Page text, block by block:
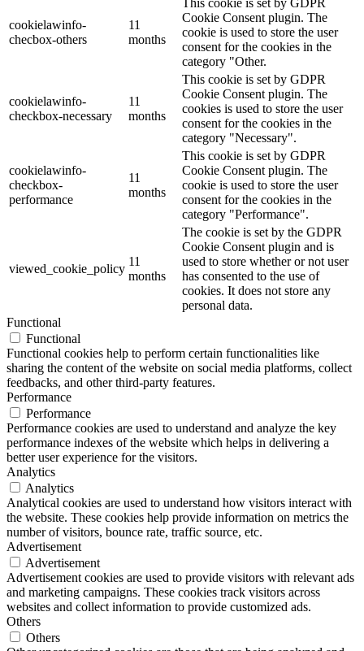
cookielawinfo-
checbox-others
11
months
This cookie is set by GDPR
Cookie Consent plugin. The
cookie is used to store the user
consent for the cookies in the
category "Other.
cookielawinfo-
checkbox-necessary
11
months
This cookie is set by GDPR
Cookie Consent plugin. The
cookies is used to store the user
consent for the cookies in the
category "Necessary".
cookielawinfo-
checkbox-
performance
11
months
This cookie is set by GDPR
Cookie Consent plugin. The
cookie is used to store the user
consent for the cookies in the
category "Performance".
viewed_cookie_policy
11
months
The cookie is set by the GDPR
Cookie Consent plugin and is
used to store whether or not user
has consented to the use of
cookies. It does not store any
personal data.
Functional
Functional
Functional cookies help to perform certain functionalities like
sharing the content of the website on social media platforms, collect
feedbacks, and other third-party features.
Performance
Performance
Performance cookies are used to understand and analyze the key
performance indexes of the website which helps in delivering a
better user experience for the visitors.
Analytics
Analytics
Analytical cookies are used to understand how visitors interact with
the website. These cookies help provide information on metrics the
number of visitors, bounce rate, traffic source, etc.
Advertisement
Advertisement
Advertisement cookies are used to provide visitors with relevant ads
and marketing campaigns. These cookies track visitors across
websites and collect information to provide customized ads.
Others
Others